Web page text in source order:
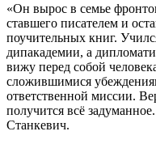
«Он вырос в семье
ставшего писателем и
поучительных книг.
дипакадемии, а
вижу перед собой
сложившимися
ответственной миссии.
получится всё
Станкевич.